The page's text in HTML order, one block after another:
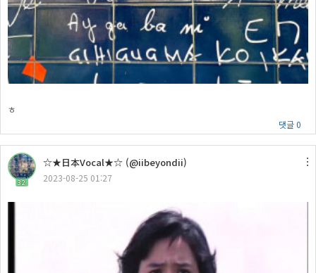
ㅎ
댓글 0
32
☆★日本Vocal★☆ (@iibeyondii)
2023-08-25 01:27